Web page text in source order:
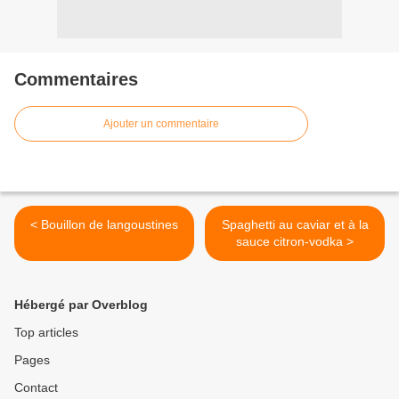
Commentaires
Ajouter un commentaire
< Bouillon de langoustines
Spaghetti au caviar et à la
sauce citron-vodka >
Hébergé par Overblog
Top articles
Pages
Contact